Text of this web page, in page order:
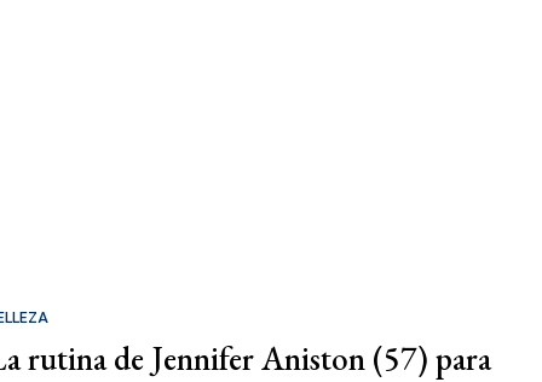
rutina de Jennifer Aniston (57) para